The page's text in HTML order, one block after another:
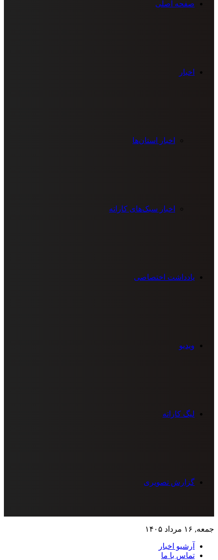
صفحه اصلی
اخبار
اخبار استان‌ها
اخبار سبک‌های کاراته
یادداشت اختصاصی
ویدیو
لیگ کاراته
گزارش تصویری
جمعه, ۱۶ مرداد ۱۴۰۵
آرشیو اخبار
تماس‌ با‌ ما